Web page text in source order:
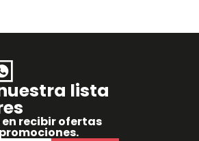
lista
en recibir ofertas